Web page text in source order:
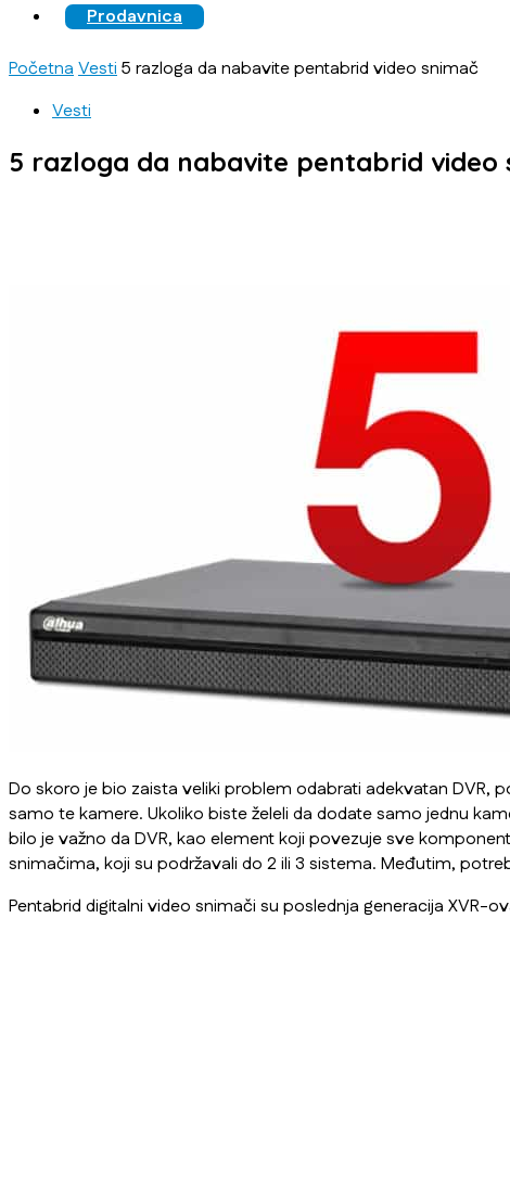
Prodavnica
PočetnaVesti5 razloga da nabavite pentabrid video snimač
Vesti
5 razloga da nabavite pentabrid video
Do skoro je bio zaista veliki problem odabrati adekvatan DVR,
samo te kamere. Ukoliko biste želeli da dodate samo jednu
bilo je važno da DVR, kao element koji povezuje sve
snimačima, koji su podržavali do 2 ili 3 sistema. Međutim,
Pentabrid digitalni video snimači su poslednja generacija XVR-